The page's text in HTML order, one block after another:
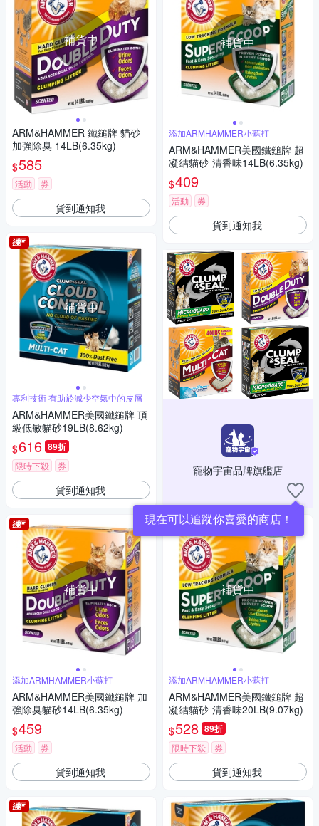
補貨中
ARM&HAMMER 鐵鎚牌 貓砂
加強除臭 14LB(6.35kg)
$585
活動 券
貨到通知我
補貨中
專利技術 有助於減少空氣中的皮屑
ARM&HAMMER美國鐵鎚牌 頂
級低敏貓砂19LB(8.62kg)
$616 89折
限時下殺 券
貨到通知我
補貨中
添加ARMHAMMER小蘇打
ARM&HAMMER美國鐵鎚牌 加
強除臭貓砂14LB(6.35kg)
$459
活動 券
貨到通知我
補貨中
添加ARMHAMMER小蘇打
ARM&HAMMER美國鐵鎚牌 超
凝結貓砂-清香味14LB(6.35kg)
$409
活動 券
貨到通知我
寵物宇宙品牌旗艦店
現在可以追蹤你喜愛的商店！
補貨中
添加ARMHAMMER小蘇打
ARM&HAMMER美國鐵鎚牌 超
凝結貓砂-清香味20LB(9.07kg)
$528 89折
限時下殺 券
貨到通知我